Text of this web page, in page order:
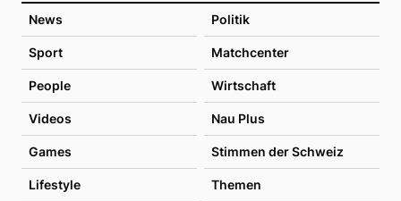
News Politik
Sport Matchcenter
People Wirtschaft
Videos Nau Plus
Games Stimmen der Schweiz
Lifestyle Themen